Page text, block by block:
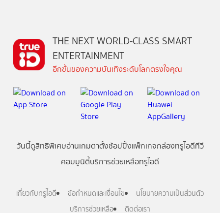
THE NEXT WORLD-CLASS SMART
ENTERTAINMENT
อีกขั้นของความบันเทิงระดับโลกตรงใจคุณ
วันนี้ดูสิทธิพิเศษอ่านเกมตาตั้งช้อปปิ้งแพ็กเกจกล่องทรูไอดีทีวี
คอมมูนิตี้บริการช่วยเหลือทรูไอดี
เกี่ยวกับทรูไอดี ข้อกำหนดและเงื่อนไข
นโยบายความเป็นส่วนตัว
บริการช่วยเหลือ
ติดต่อเรา